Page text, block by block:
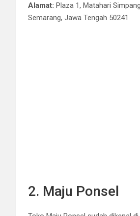
Alamat: Plaza 1, Matahari
Semarang, Jawa Tengah 50241
2. Maju Ponsel